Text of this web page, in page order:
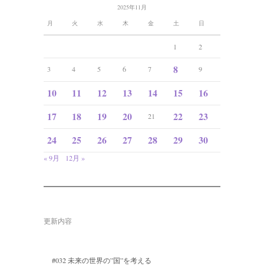
2025年11月
月 火 水 木 金 土 日
1 2
3 4 5 6 7 8 9
10 11 12 13 14 15
16
17
18 19 20 21 22
23
24
25 26 27 28 29 30
« 9月 12月 »
更新内容
#032 未来の世界の”国”を考える